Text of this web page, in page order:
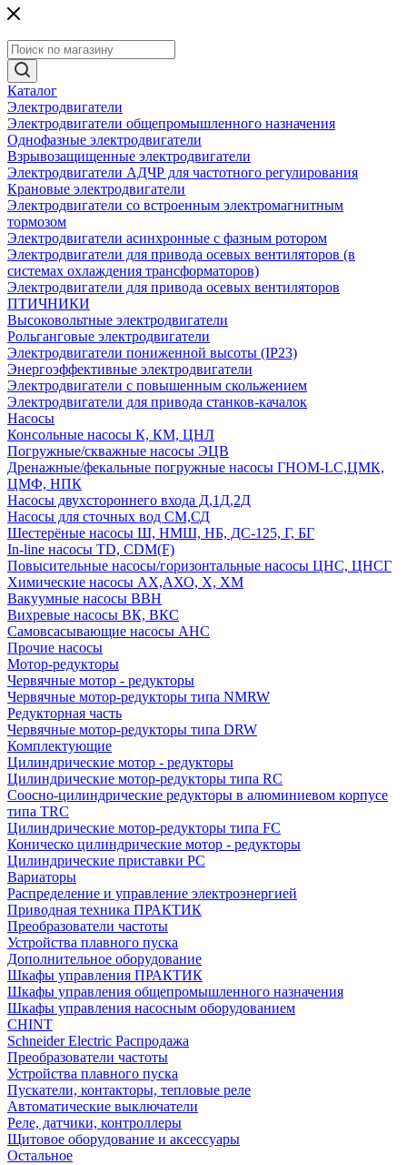
Каталог
Электродвигатели
Электродвигатели общепромышленного назначения
Однофазные электродвигатели
Взрывозащищенные электродвигатели
Электродвигатели АДЧР для частотного регулирования
Крановые электродвигатели
Электродвигатели со встроенным электромагнитным
тормозом
Электродвигатели асинхронные с фазным ротором
Электродвигатели для привода осевых вентиляторов (в
системах охлаждения трансформаторов)
Электродвигатели для привода осевых вентиляторов
ПТИЧНИКИ
Высоковольтные электродвигатели
Рольганговые электродвигатели
Электродвигатели пониженной высоты (IP23)
Энергоэффективные электродвигатели
Электродвигатели с повышенным скольжением
Электродвигатели для привода станков-качалок
Насосы
Консольные насосы К, КМ, ЦНЛ
Погружные/скважные насосы ЭЦВ
Дренажные/фекальные погружные насосы ГНОМ-LC,ЦМК,
ЦМФ, НПК
Насосы двухстороннего входа Д,1Д,2Д
Насосы для сточных вод СМ,СД
Шестерёные насосы Ш, НМШ, НБ, ДС-125, Г, БГ
In-line насосы TD, CDM(F)
Повысительные насосы/горизонтальные насосы ЦНС, ЦНСГ
Химические насосы АХ,АХО, Х, ХМ
Вакуумные насосы ВВН
Вихревые насосы ВК, ВКС
Самовсасывающие насосы АНС
Прочие насосы
Мотор-редукторы
Червячные мотор - редукторы
Червячные мотор-редукторы типа NMRW
Редукторная часть
Червячные мотор-редукторы типа DRW
Комплектующие
Цилиндрические мотор - редукторы
Цилиндрические мотор-редукторы типа RC
Соосно-цилиндрические редукторы в алюминиевом корпусе
типа TRC
Цилиндрические мотор-редукторы типа FC
Коническо цилиндрические мотор - редукторы
Цилиндрические приставки PC
Вариаторы
Распределение и управление электроэнергией
Приводная техника ПРАКТИК
Преобразователи частоты
Устройства плавного пуска
Дополнительное оборудование
Шкафы управления ПРАКТИК
Шкафы управления общепромышленного назначения
Шкафы управления насосным оборудованием
CHINT
Schneider Electric Распродажа
Преобразователи частоты
Устройства плавного пуска
Пускатели, контакторы, тепловые реле
Автоматические выключатели
Реле, датчики, контроллеры
Щитовое оборудование и аксессуары
Остальное